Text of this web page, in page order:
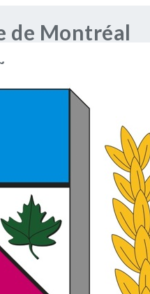
de Montréal